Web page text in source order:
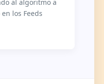
al algoritmo a
los Feeds